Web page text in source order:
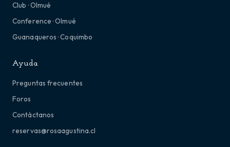
Club · Olmué
Conference · Olmué
Guanaqueros · Coquimbo
Ayuda
Preguntas frecuentes
Foros
Contáctanos
reservas@rosaagustina.cl